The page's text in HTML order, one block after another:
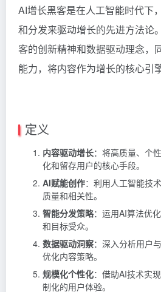
AI增长黑客是在人工智能时代下
和分发来驱动增长的先进方法论
客的创新精神和数据驱动理念，
能力，将内容作为增长的核心引擎
定义
内容驱动增长：将高质量、个
化和留存用户的核心手段。
AI赋能创作：利用人工智能技
质量和相关性。
智能分发策略：运用AI算法优
和目标受众。
数据驱动洞察：深入分析用户
优化内容策略。
规模化个性化：借助AI技术实
制化的用户体验。